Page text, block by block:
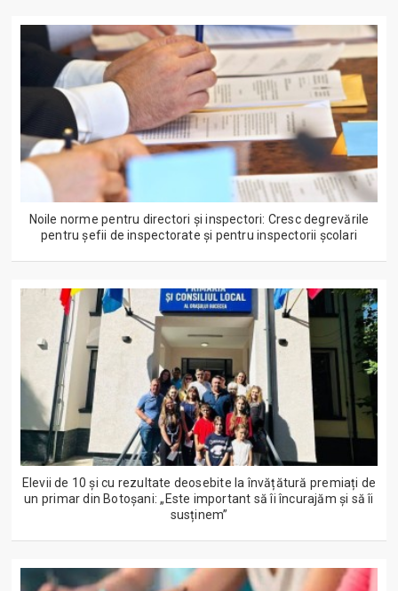
Noile norme pentru directori și inspectori: Cresc degrevările
pentru șefii de inspectorate și pentru inspectorii școlari
Elevii de 10 și cu rezultate deosebite la învățătură premiați de
un primar din Botoșani: „Este important să îi încurajăm și să îi
susținem”